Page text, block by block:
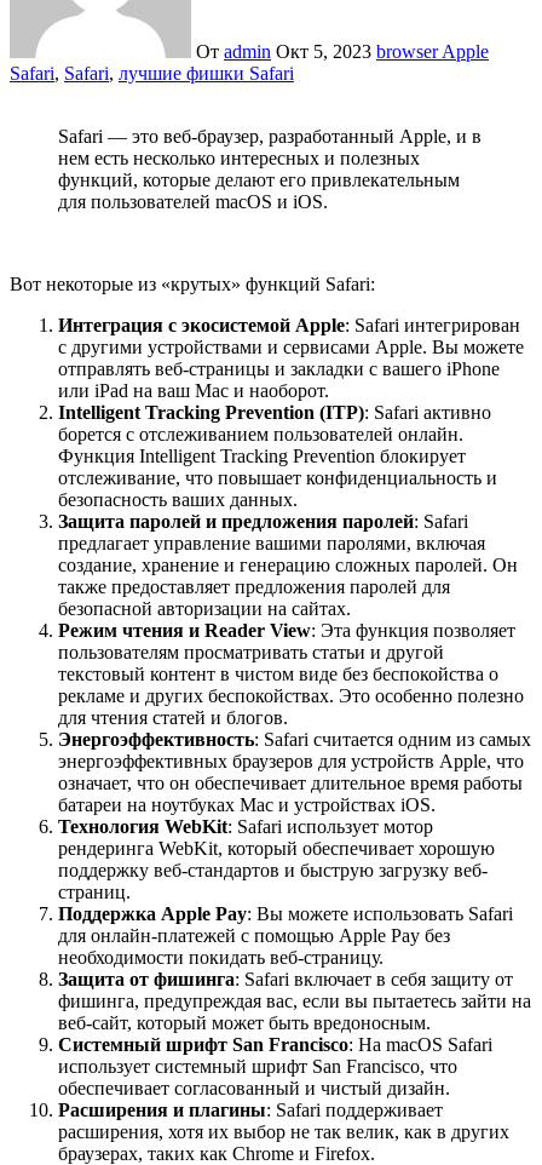
От admin Окт 5, 2023 browser Apple
Safari, Safari, лучшие фишки Safari
Safari — это веб-браузер, разработанный Apple, и в
нем есть несколько интересных и полезных
функций, которые делают его привлекательным
для пользователей macOS и iOS.
Вот некоторые из «крутых» функций Safari:
Интеграция с экосистемой Apple: Safari интегрирован
с другими устройствами и сервисами Apple. Вы можете
отправлять веб-страницы и закладки с вашего iPhone
или iPad на ваш Mac и наоборот.
Intelligent Tracking Prevention (ITP): Safari активно
борется с отслеживанием пользователей онлайн.
Функция Intelligent Tracking Prevention блокирует
отслеживание, что повышает конфиденциальность и
безопасность ваших данных.
Защита паролей и предложения паролей: Safari
предлагает управление вашими паролями, включая
создание, хранение и генерацию сложных паролей. Он
также предоставляет предложения паролей для
безопасной авторизации на сайтах.
Режим чтения и Reader View: Эта функция позволяет
пользователям просматривать статьи и другой
текстовый контент в чистом виде без беспокойства о
рекламе и других беспокойствах. Это особенно полезно
для чтения статей и блогов.
Энергоэффективность: Safari считается одним из самых
энергоэффективных браузеров для устройств Apple, что
означает, что он обеспечивает длительное время работы
батареи на ноутбуках Mac и устройствах iOS.
Технология WebKit: Safari использует мотор
рендеринга WebKit, который обеспечивает хорошую
поддержку веб-стандартов и быструю загрузку веб-
страниц.
Поддержка Apple Pay: Вы можете использовать Safari
для онлайн-платежей с помощью Apple Pay без
необходимости покидать веб-страницу.
Защита от фишинга: Safari включает в себя защиту от
фишинга, предупреждая вас, если вы пытаетесь зайти на
веб-сайт, который может быть вредоносным.
Системный шрифт San Francisco: На macOS Safari
использует системный шрифт San Francisco, что
обеспечивает согласованный и чистый дизайн.
Расширения и плагины: Safari поддерживает
расширения, хотя их выбор не так велик, как в других
браузерах, таких как Chrome и Firefox.